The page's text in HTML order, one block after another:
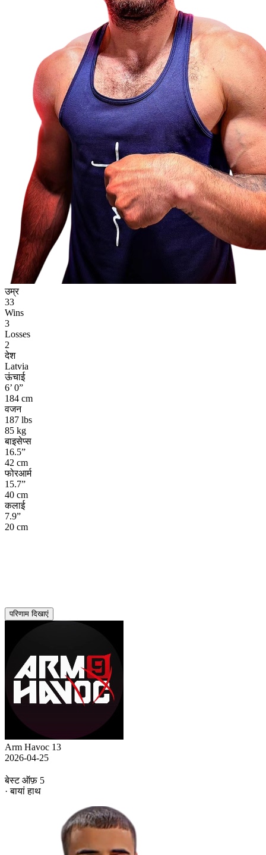
उम्र
33
Wins
3
Losses
2
देश
Latvia
ऊंचाई
6’ 0”
184 cm
वजन
187 lbs
85 kg
बाइसेप्स
16.5”
42 cm
फोरआर्म
15.7”
40 cm
कलाई
7.9”
20 cm
परिणाम दिखाएं
Arm Havoc 13
2026-04-25
बेस्ट ऑफ़ 5
· बायां हाथ